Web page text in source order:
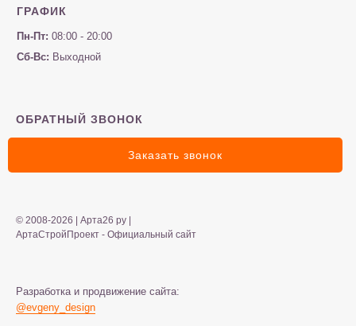
ГРАФИК
Пн-Пт: 08:00 - 20:00
Сб-Вс: Выходной
© 2008-2026 | Арта26 ру |
АртаСтройПроект - Официальный сайт
Разработка и продвижение сайта:
@evgeny_design
ОБРАТНЫЙ ЗВОНОК
Заказать звонок